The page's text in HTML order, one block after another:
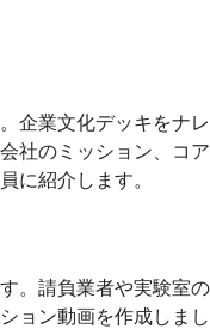
企業文化デッキをナレ
社のミッション、コア
に紹介します。
。請負業者や実験室の
ョン動画を作成しまし